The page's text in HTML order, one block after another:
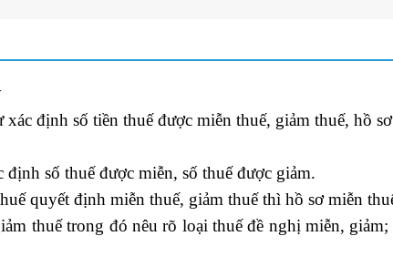
định số tiền thuế được miễn thuế, giảm thuế, hồ
số thuế được miễn, số thuế được giảm.
quyết định miễn thuế, giảm thuế thì hồ sơ miễn
thuế trong đó nêu rõ loại thuế đề nghị miễn,